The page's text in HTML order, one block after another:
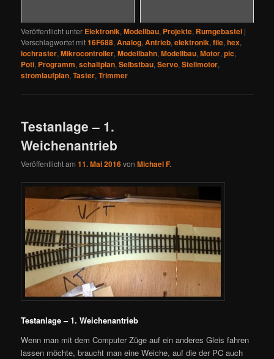
Veröffentlicht unter Elektronik,Modellbau, Projekte, Rumgebastel |
Verschlagwortet mit16F688,Analog,Antrieb,elektronik,file,hex,
lochraster,Mikrocontroller,Modellbahn,Modellbau,Motor,pic,
Poti, Programm,schaltplan,Selbstbau,Servo,Stellmotor,
stromlaufplan,Taster,Trimmer
Testanlage – 1.
Weichenantrieb
Veröffentlicht am11. Mai 2016vonMichael F.
Testanlage – 1. Weichenantrieb
Wenn man mit dem Computer Züge auf ein anderes Gleis fahren
lassen möchte, braucht man eine Weiche, auf die der PC auch